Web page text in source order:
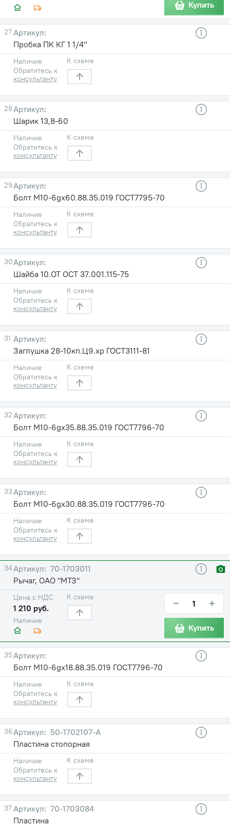
Купить
27
Пробка ПК КГ 1 1/4"
Наличие
Обратитесь к
консультанту
К схеме
28
Шарик 13,8-60
Наличие
Обратитесь к
консультанту
К схеме
29
Болт М10-6gх60.88.35.019 ГОСТ7795-70
Наличие
Обратитесь к
консультанту
К схеме
30
Шайба 10.ОТ ОСТ 37.001.115-75
Наличие
Обратитесь к
консультанту
К схеме
31
Заглушка 28-10кп.Ц9.хр ГОСТ3111-81
Наличие
Обратитесь к
консультанту
К схеме
32
Болт М10-6gх35.88.35.019 ГОСТ7796-70
Наличие
Обратитесь к
консультанту
К схеме
33
Болт М10-6gх30.88.35.019 ГОСТ7796-70
Наличие
Обратитесь к
консультанту
К схеме
34
70-1703011
Рычаг, ОАО "МТЗ"
Наличие
Цена с НДС
1 210 руб.
К схеме − +
Купить
35
Болт М10-6gх18.88.35.019 ГОСТ7796-70
Наличие
Обратитесь к
консультанту
К схеме
36
50-1702107-А
Пластина стопорная
Наличие
Обратитесь к
консультанту
К схеме
37
70-1703084
Пластина